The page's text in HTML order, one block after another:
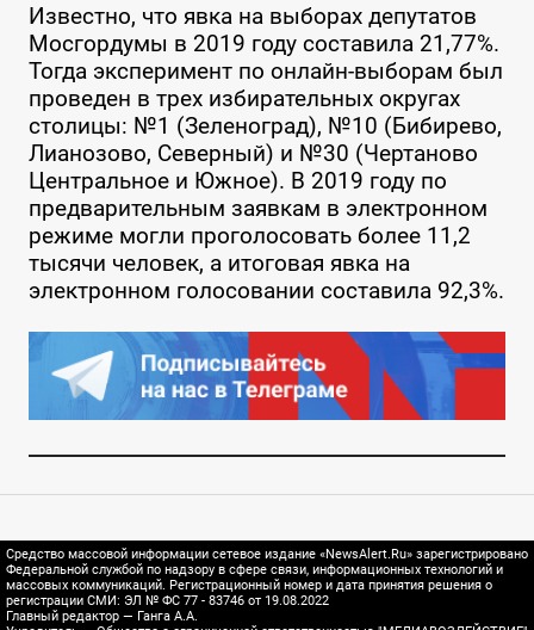
Известно, что явка на выборах депутатов
Мосгордумы в 2019 году составила 21,77%.
Тогда эксперимент по онлайн-выборам был
проведен в трех избирательных округах
столицы: №1 (Зеленоград), №10 (Бибирево,
Лианозово, Северный) и №30 (Чертаново
Центральное и Южное). В 2019 году по
предварительным заявкам в электронном
режиме могли проголосовать более 11,2
тысячи человек, а итоговая явка на
электронном голосовании составила 92,3%.
Средство массовой информации сетевое издание «NewsAlert.Ru» зарегистрировано
Федеральной службой по надзору в сфере связи, информационных технологий и
массовых коммуникаций. Регистрационный номер и дата принятия решения о
регистрации СМИ: ЭЛ № ФС 77 - 83746 от 19.08.2022
Главный редактор — Ганга А.А.